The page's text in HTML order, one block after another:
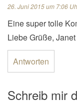
26. Juni 2015 um 7:06
Eine super tolle
Liebe Grüße, Janet
Antworten
Schreib mir